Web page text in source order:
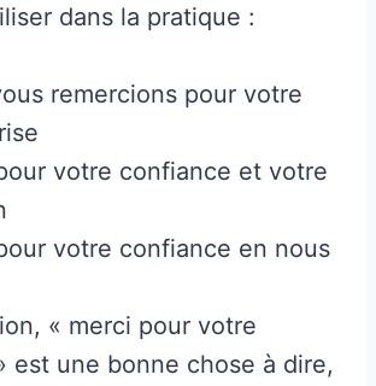
dans la pratique :
remercions pour votre
votre confiance et votre
votre confiance en nous
« merci pour votre
est une bonne chose à dire,